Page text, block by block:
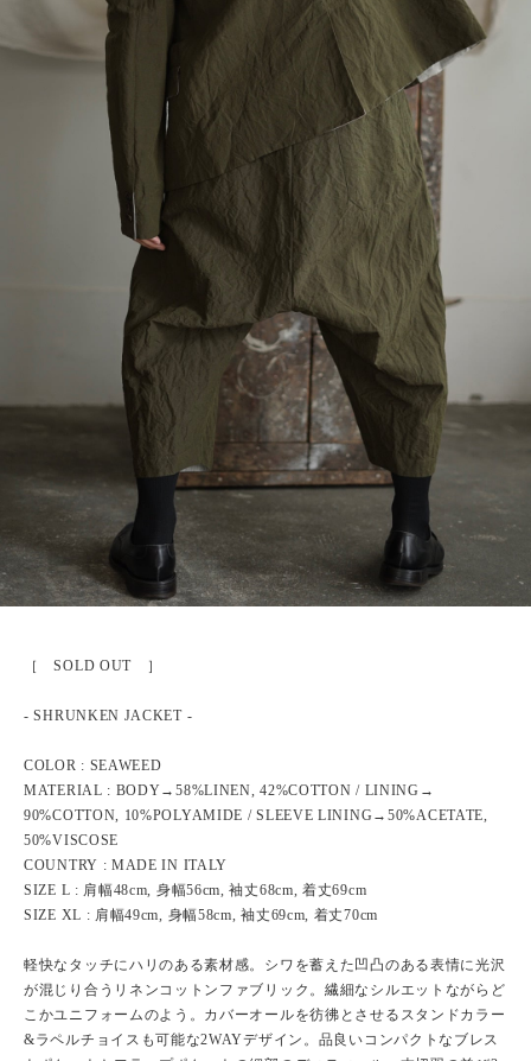
［ SOLD OUT ］
- SHRUNKEN JACKET -
COLOR : SEAWEED
MATERIAL : BODY→58%LINEN, 42%COTTON / LINING→
90%COTTON, 10%POLYAMIDE / SLEEVE LINING→50%ACETATE,
50%VISCOSE
COUNTRY : MADE IN ITALY
SIZE L : 肩幅48cm, 身幅56cm, 袖丈68cm, 着丈69cm
SIZE XL : 肩幅49cm, 身幅58cm, 袖丈69cm, 着丈70cm
軽快なタッチにハリのある素材感。シワを蓄えた凹凸のある表情に光沢
が混じり合うリネンコットンファブリック。繊細なシルエットながらど
こかユニフォームのよう。カバーオールを彷彿とさせるスタンドカラー
&ラペルチョイスも可能な2WAYデザイン。品良いコンパクトなブレス